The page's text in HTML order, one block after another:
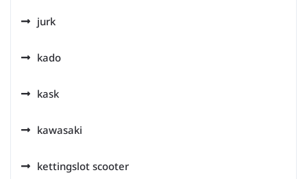
jurk
kado
kask
kawasaki
kettingslot scooter